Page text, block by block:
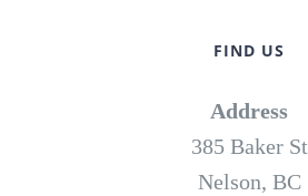
FIND US
Address
385 Baker St
Nelson, BC